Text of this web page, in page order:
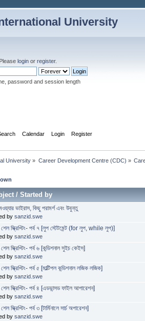
University
Please login or register.
password and session length
Calendar Login Register
University » Career Development Centre (CDC) »
/Started by
ভাইরাস, কিছু পরামর্শ এবং উবুন্তু
by sanzid.swe
শেল স্ক্রিপ্টিং- পর্ব ৭ [লুপ স্টেটমেন্ট (for লুপ, while লুপ)]
by sanzid.swe
শেল স্ক্রিপ্টিং- পর্ব ৬ [কন্ডিশনাল সুইচ কেইস]
by sanzid.swe
শেল স্ক্রিপ্টিং- পর্ব ৫ [মাল্টিপল কন্ডিশনাল লজিক লজিক]
by sanzid.swe
শেল স্ক্রিপ্টিং- পর্ব ৪ [এডভান্সড ফাইল আপারেশন]
by sanzid.swe
শেল স্ক্রিপ্টিং- পর্ব ৩ [টার্মিনালে সার্চ অপারেশন]
by sanzid.swe